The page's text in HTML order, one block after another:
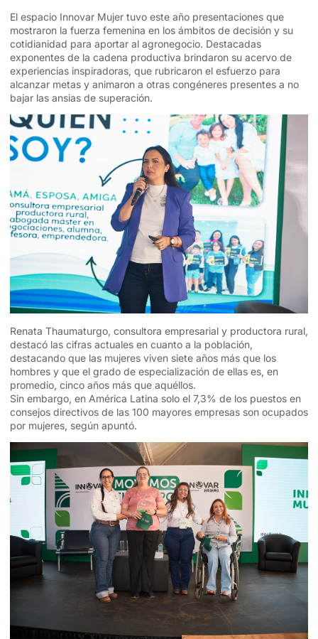
El espacio Innovar Mujer tuvo este año presentaciones que
mostraron la fuerza femenina en los ámbitos de decisión y su
cotidianidad para aportar al agronegocio. Destacadas
exponentes de la cadena productiva brindaron su acervo de
experiencias inspiradoras, que rubricaron el esfuerzo para
alcanzar metas y animaron a otras congéneres presentes a no
bajar las ansias de superación.
Renata Thaumaturgo, consultora empresarial y productora rural,
destacó las cifras actuales en cuanto a la población,
destacando que las mujeres viven siete años más que los
hombres y que el grado de especialización de ellas es, en
promedio, cinco años más que aquéllos.
Sin embargo, en América Latina solo el 7,3% de los puestos en
consejos directivos de las 100 mayores empresas son ocupados
por mujeres, según apuntó.